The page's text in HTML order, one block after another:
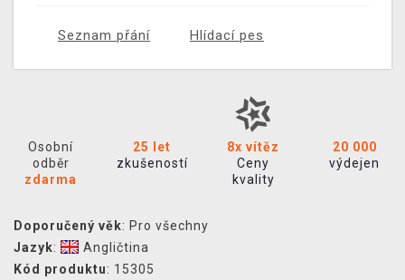
Seznam přání Hlídací pes
Osobní
odběr
zdarma
25 let
zkušeností
8x vítěz
Ceny
kvality
20 000
výdejen
Doporučený věk: Pro všechny
Jazyk:
Angličtina
Kód produktu: 15305